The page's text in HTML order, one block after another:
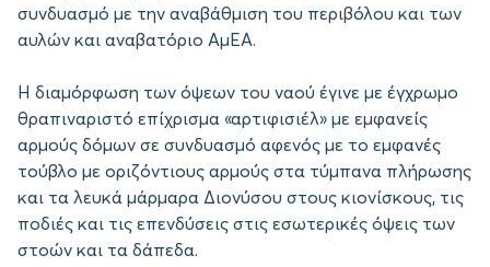
συνδυασμό με την αναβάθμιση του περιβόλου και των
αυλών και αναβατόριο ΑμΕΑ.
Η διαμόρφωση των όψεων του ναού έγινε με έγχρωμο
θραπιναριστό επίχρισμα «αρτιφισιέλ» με εμφανείς
αρμούς δόμων σε συνδυασμό αφενός με το εμφανές
τούβλο με οριζόντιους αρμούς στα τύμπανα πλήρωσης
και τα λευκά μάρμαρα Διονύσου στους κιονίσκους, τις
ποδιές και τις επενδύσεις στις εσωτερικές όψεις των
στοών και τα δάπεδα.